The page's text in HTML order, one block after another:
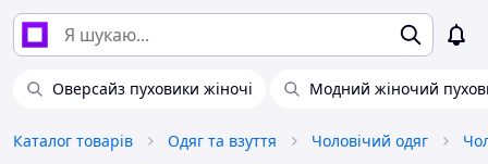
Оверсайз пуховики жіночі Модний жіночий
Каталог товарів Одяг та взуття Чоловічий одяг